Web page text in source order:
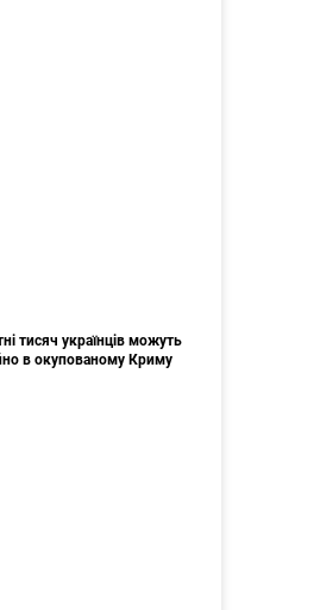
тисяч українців можуть
в окупованому Криму